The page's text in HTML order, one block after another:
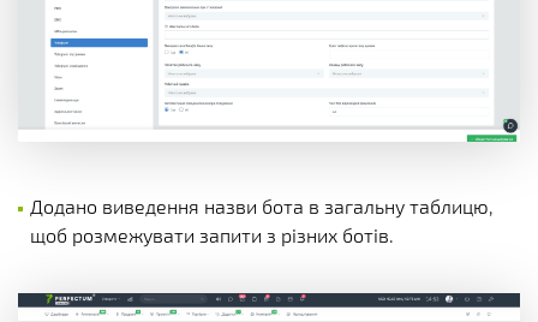
Додано виведення назви бота в загальну таблицю,
щоб розмежувати запити з різних ботів.